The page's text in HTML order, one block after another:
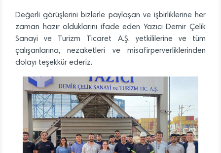
Değerli görüşlerini bizlerle paylaşan ve işbirliklerine her
zaman hazır olduklarını ifade eden Yazıcı Demir Çelik
Sanayi ve Turizm Ticaret A.Ş. yetkililerine ve tüm
çalışanlarına, nezaketleri ve misafirperverliklerinden
dolayı teşekkür ederiz.